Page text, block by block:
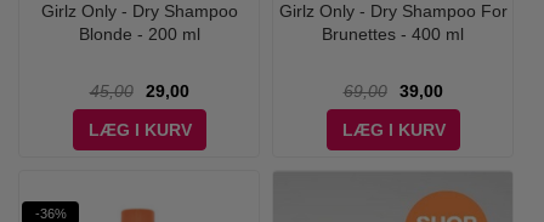
Girlz Only - Dry Shampoo
Blonde - 200 ml
45,00
29,00
LÆG I KURV
Girlz Only - Dry Shampoo For
Brunettes - 400 ml
69,00
39,00
LÆG I KURV
-36%